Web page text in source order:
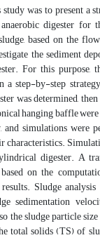
was to present a
digester for
based on the
the sediment
For this purpose,
a step-by-step
was determined,
hanging baffle
and simulations were
characteristics.
digester. A
on the
Sludge
sedimentation
the sludge particle
total solids (TS) of